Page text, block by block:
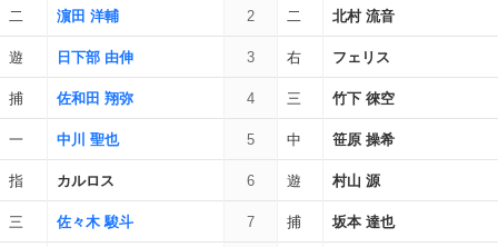
二 濵田 洋輔 2 二 北村 流音
遊 日下部 由伸 3 右 フェリス
捕 佐和田 翔弥 4 三 竹下 徠空
一 中川 聖也 5 中 笹原 操希
指 カルロス 6 遊 村山 源
三 佐々木 駿斗 7 捕 坂本 達也